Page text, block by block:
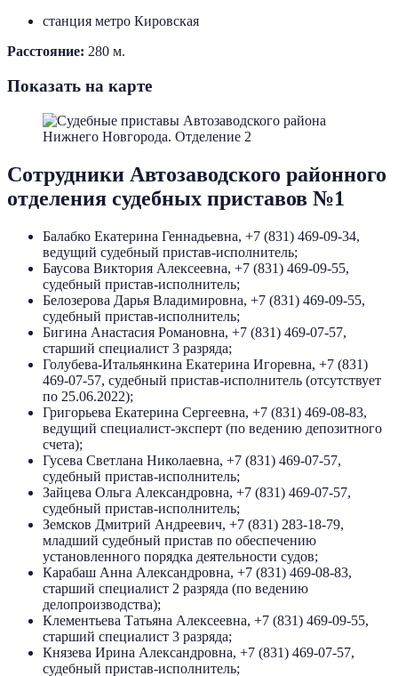
станция метро Кировская
Расстояние: 280 м.
Показать на карте
Сотрудники Автозаводского районного
отделения судебных приставов №1
Балабко Екатерина Геннадьевна, +7 (831) 469-09-34,
ведущий судебный пристав-исполнитель;
Баусова Виктория Алексеевна, +7 (831) 469-09-55,
судебный пристав-исполнитель;
Белозерова Дарья Владимировна, +7 (831) 469-09-55,
судебный пристав-исполнитель;
Бигина Анастасия Романовна, +7 (831) 469-07-57,
старший специалист 3 разряда;
Голубева-Итальянкина Екатерина Игоревна, +7 (831)
469-07-57, судебный пристав-исполнитель (отсутствует
по 25.06.2022);
Григорьева Екатерина Сергеевна, +7 (831) 469-08-83,
ведущий специалист-эксперт (по ведению депозитного
счета);
Гусева Светлана Николаевна, +7 (831) 469-07-57,
судебный пристав-исполнитель;
Зайцева Ольга Александровна, +7 (831) 469-07-57,
судебный пристав-исполнитель;
Земсков Дмитрий Андреевич, +7 (831) 283-18-79,
младший судебный пристав по обеспечению
установленного порядка деятельности судов;
Карабаш Анна Александровна, +7 (831) 469-08-83,
старший специалист 2 разряда (по ведению
делопроизводства);
Клементьева Татьяна Алексеевна, +7 (831) 469-09-55,
старший специалист 3 разряда;
Князева Ирина Александровна, +7 (831) 469-07-57,
судебный пристав-исполнитель;